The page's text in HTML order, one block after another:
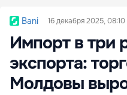
Bani 16 декабря 2025, 08:10
Импорт в три
экспорта:
Молдовы